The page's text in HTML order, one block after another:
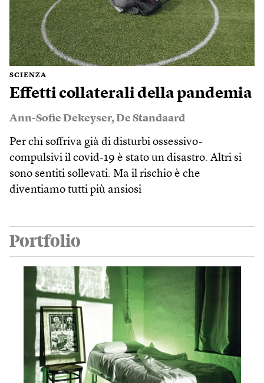
SCIENZA
Effetti collaterali della pandemia
Ann-Sofie Dekeyser,De Standaard
Per chi soffriva già di disturbi ossessivo-
compulsivi il covid-19 è stato un disastro. Altri si
sono sentiti sollevati. Ma il rischio è che
diventiamo tutti più ansiosi
Portfolio